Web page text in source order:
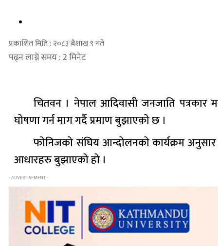
प्रकाशित मिति : २०८३ बैशाख ९ गते
पढ्न लाग्ने समय : 2 मिनेट
चितवन । नेपाल आदिवासी जनजाति पत्रकार
घोषणा गर्न माग गर्दै प्रमाण बुझाएको छ ।
फोनिजको संघिय आन्दोलनको कार्यक्रम
आधारहरु बुझाएको हो ।
- ADVERTISEMENT -